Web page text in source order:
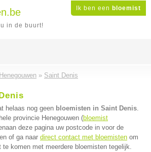
Ik ben een bloemist
in de buurt!
Henegouwen » Saint Denis
helaas nog geen bloemisten in Saint Denis.
provincie Henegouwen (bloemist
deze pagina uw postcode in voor de
of ga naar direct contact met bloemisten om
komen met meerdere bloemisten tegelijk.